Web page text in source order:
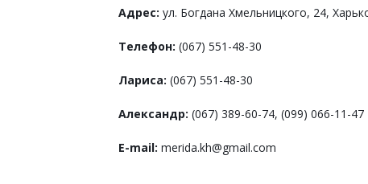
Адрес: ул. Богдана Хмельницкого, 24,
Телефон: (067) 551-48-30
Лариса: (067) 551-48-30
Александр: (067) 389-60-74, (099) 066-11-47
E-mail: merida.kh@gmail.com